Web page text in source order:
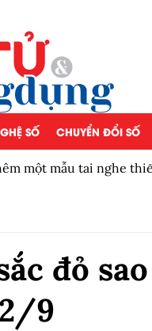
SỐ CHUYỂN ĐỔI SỐ
một mẫu tai nghe
đỏ sao
9